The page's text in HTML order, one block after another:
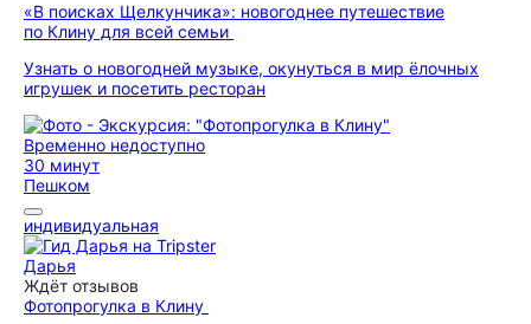
«В поисках Щелкунчика»: новогоднее путешествие
по Клину для всей семьи
Узнать о новогодней музыке, окунуться в мир ёлочных
игрушек и посетить ресторан
Временно недоступно
30 минут
Пешком
индивидуальная
Дарья
Ждёт отзывов
Фотопрогулка в Клину